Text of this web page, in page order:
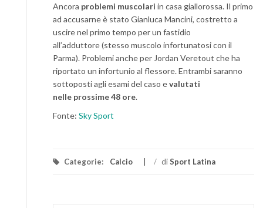
Ancora problemi muscolari in casa giallorossa. Il primo
ad accusarne è stato Gianluca Mancini, costretto a
uscire nel primo tempo per un fastidio
all’adduttore (stesso muscolo infortunatosi con il
Parma). Problemi anche per Jordan Veretout che ha
riportato un infortunio al flessore. Entrambi saranno
sottoposti agli esami del caso evalutati
nelle prossime 48 ore.
Fonte: Sky Sport
Categorie: Calcio / diSport Latina